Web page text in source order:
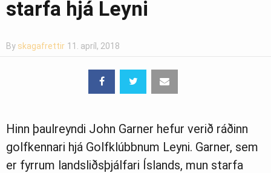
Mannlíf
starfa hjá Leyni
By skagafrettir 11. apríl, 2018
Hinn þaulreyndi John Garner hefur verið ráðinn
golfkennari hjá Golfklúbbnum Leyni. Garner, sem
er fyrrum landsliðsþjálfari Íslands, mun starfa